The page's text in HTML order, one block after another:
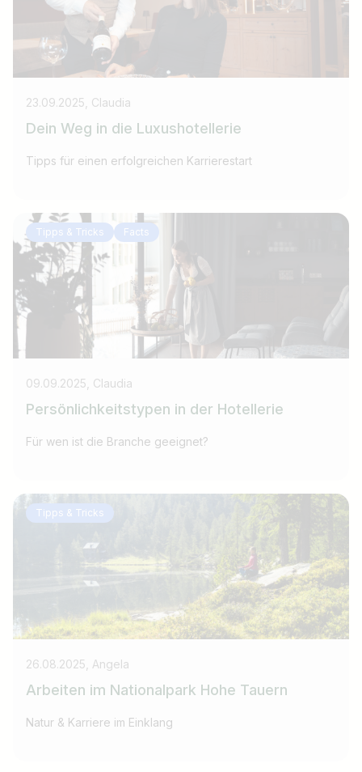
23.09.2025, Claudia
Dein Weg in die Luxushotellerie
Tipps für einen erfolgreichen Karrierestart
Tipps & Tricks Facts
09.09.2025, Claudia
Persönlichkeitstypen in der Hotellerie
Für wen ist die Branche geeignet?
Tipps & Tricks
26.08.2025, Angela
Arbeiten im Nationalpark Hohe Tauern
Natur & Karriere im Einklang